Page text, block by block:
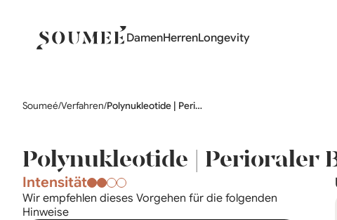
DamenHerrenLongevity
Soumeé/Verfahren/ Polynukleotide | Perioraler Bereich
Polynukleotide | Perioraler
Intensität
Wir empfehlen dieses Vorgehen für die folgenden
Hinweise